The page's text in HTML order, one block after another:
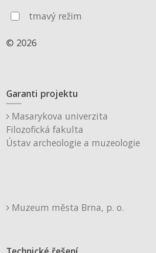
tmavý režim
© 2026
Garanti projektu
Masarykova univerzita
Filozofická fakulta
Ústav archeologie a muzeologie
Muzeum města Brna, p. o.